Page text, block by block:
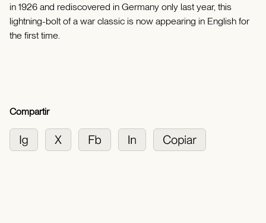
in 1926 and rediscovered in Germany only last year, this
lightning-bolt of a war classic is now appearing in English for
the first time.
Compartir